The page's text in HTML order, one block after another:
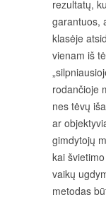
rezultatų,
garantuos,
klasėje
vienam iš
rodančioje
nes tėvų
ar
gimdytojų
kai
vaikų
metodas